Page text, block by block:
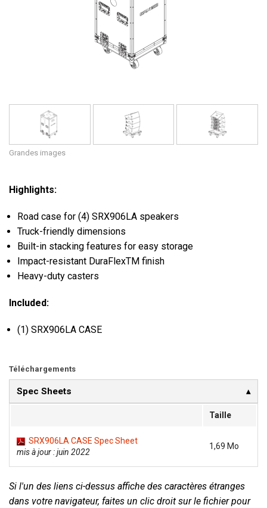
Grandes images
Highlights:
Road case for (4) SRX906LA speakers
Truck-friendly dimensions
Built-in stacking features for easy storage
Impact-resistant DuraFlexTM finish
Heavy-duty casters
Included:
(1) SRX906LA CASE
Téléchargements
Spec Sheets
Taille
SRX906LA CASE Spec Sheet
mis à jour : juin 2022
1,69 Mo
Si l'un des liens ci-dessus affiche des caractères étranges
dans votre navigateur, faites un clic droit sur le fichier pour